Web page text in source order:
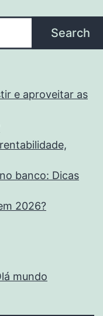
Search
e aproveitar as
banco: Dicas
2026?
mundo